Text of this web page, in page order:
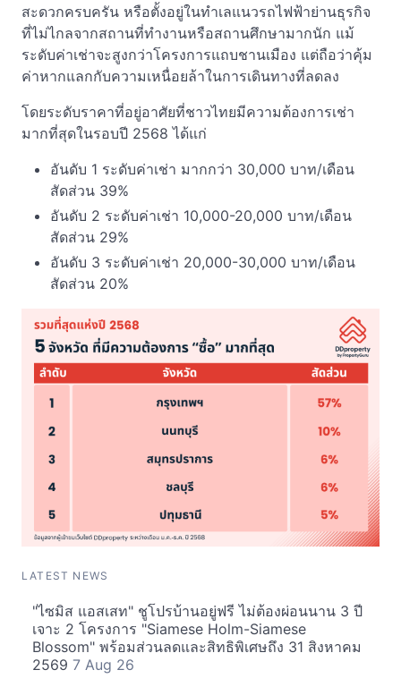
สะดวกครบครัน หรือตั้งอยู่ในทำเลแนวรถไฟฟ้าย่านธุรกิจ
ที่ไม่ไกลจากสถานที่ทำงานหรือสถานศึกษามากนัก แม้
ระดับค่าเช่าจะสูงกว่าโครงการแถบชานเมือง แต่ถือว่าคุ้ม
ค่าหากแลกกับความเหนื่อยล้าในการเดินทางที่ลดลง
โดยระดับราคาที่อยู่อาศัยที่ชาวไทยมีความต้องการเช่า
มากที่สุดในรอบปี 2568 ได้แก่
อันดับ 1 ระดับค่าเช่า มากกว่า 30,000 บาท/เดือน
สัดส่วน 39%
อันดับ 2 ระดับค่าเช่า 10,000-20,000 บาท/เดือน
สัดส่วน 29%
อันดับ 3 ระดับค่าเช่า 20,000-30,000 บาท/เดือน
สัดส่วน 20%
LATEST NEWS
"ไซมิส แอสเสท" ชูโปรบ้านอยู่ฟรี ไม่ต้องผ่อนนาน 3 ปี
เจาะ 2 โครงการ "Siamese Holm-Siamese
Blossom" พร้อมส่วนลดและสิทธิพิเศษถึง 31 สิงหาคม
2569 7 Aug 26